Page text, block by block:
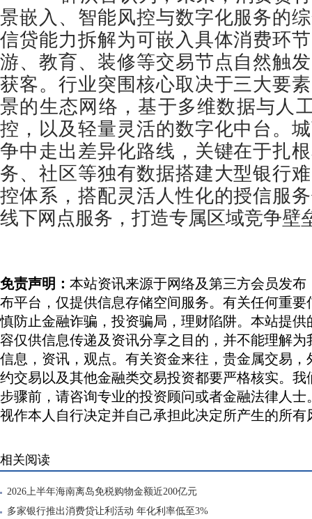
景嵌入、智能风控与数字化服务的
信贷能力拆解为可嵌入具体消费环
游、教育、装修等交易节点自然触
获客。行业突围核心取决于三大要
景的生态网络，基于多维数据与人
控，以及轻量灵活的数字化中台。
争中走出差异化路线，关键在于扎
务、社区等独有数据搭建大型银行
控体系，搭配灵活人性化的授信服
线下网点服务，打造专属区域竞争壁
免责声明： 本站资讯来源于网络及第三方会员发
布平台，仅提供信息存储空间服务。有关任何重
慎防止金融诈骗，投资骗局，理财陷阱。本站提
容仅供信息传递及资讯分享之目的，并不能理解
信息，资讯，观点。有关资金来往，贵金属交易
约交易以及其他金融类交易投资都要严格核实。
步骤前，请咨询专业的投资顾问或者金融法律人
视作本人自行决定并自己承担此决定所产生的所有
相关阅读
2026上半年海南离岛免税购物金额近200亿元
多家银行推出消费贷让利活动 年化利率低至3%